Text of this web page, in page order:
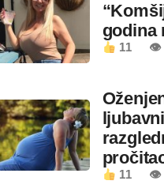
godina
11 👁
11 👁